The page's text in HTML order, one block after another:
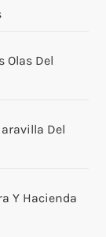
Olas Del
Del
Y Hacienda